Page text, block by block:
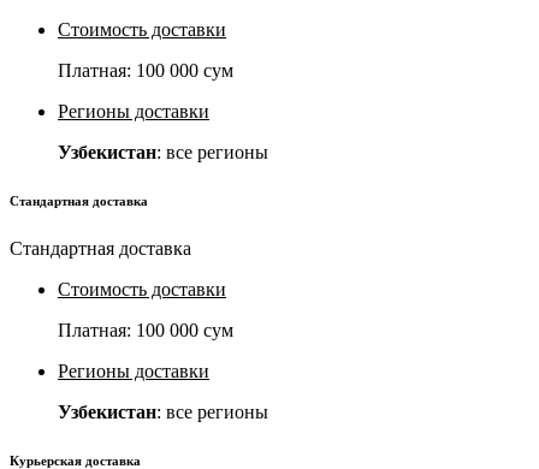
Стоимость доставки
Платная: 100 000 сум
Регионы доставки
Узбекистан: все регионы
Стандартная доставка
Стандартная доставка
Стоимость доставки
Платная: 100 000 сум
Регионы доставки
Узбекистан: все регионы
Курьерская доставка